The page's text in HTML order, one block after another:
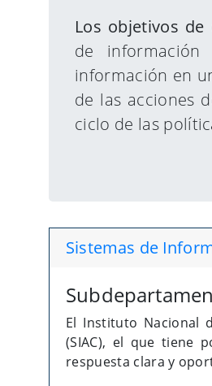
Los objetivos
de
información en
de las acciones
ciclo de las
Sistemas de
El Instituto Nacional
(SIAC), el que tiene
respuesta clara y